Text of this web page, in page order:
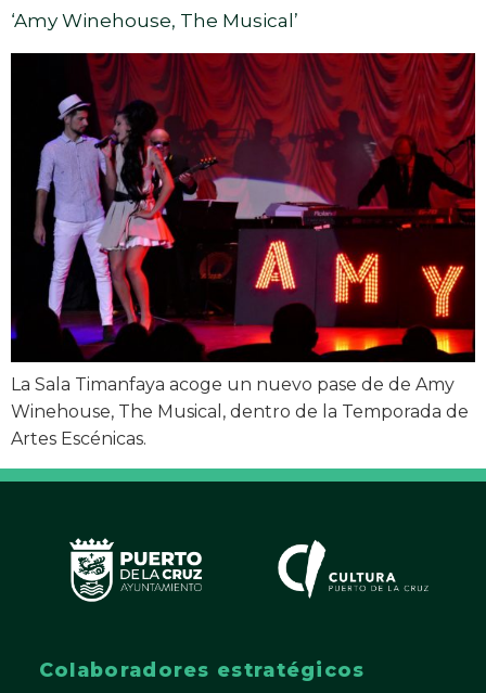
‘Amy Winehouse, The Musical’
La Sala Timanfaya acoge un nuevo pase de de Amy
Winehouse, The Musical, dentro de la Temporada de
Artes Escénicas.
Colaboradores estratégicos